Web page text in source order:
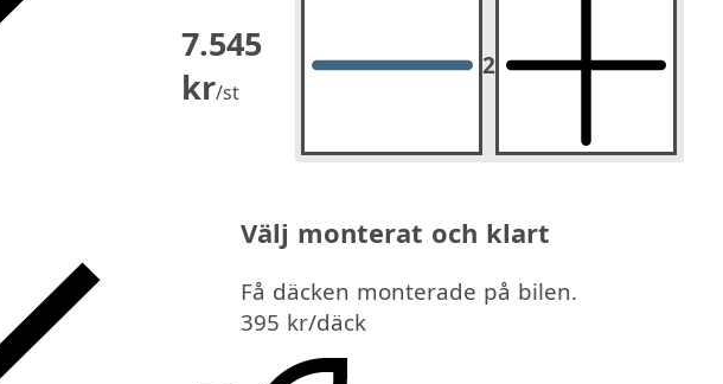
7.545
kr/st
2 2st.
Välj monterat och klart
Få däcken monterade på bilen.
395 kr/däck